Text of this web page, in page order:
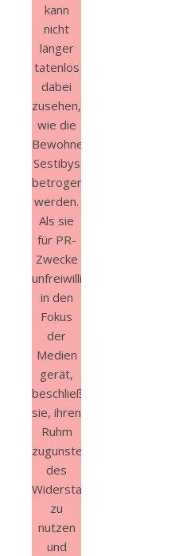
kann
nicht
länger
tatenlos
dabei
zusehen,
wie die
Bewohnenden
Sestibys
betrogen
werden.
Als sie
für PR-
Zwecke
unfreiwillig
in den
Fokus
der
Medien
gerät,
beschließt
sie, ihren
Ruhm
zugunsten
des
Widerstands
zu
nutzen
und